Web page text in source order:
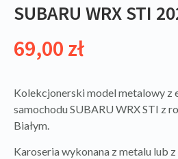
SUBARU WRX STI
69,00 zł
Kolekcjonerski model metalowy z
samochodu SUBARU WRX STI z
Białym.
Karoseria wykonana z metalu lub